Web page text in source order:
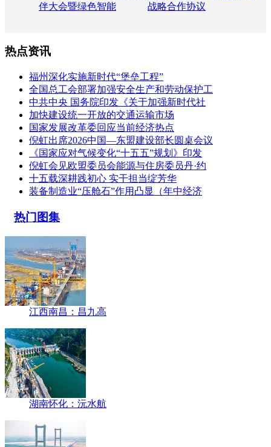
伴大会暨绿色智能
战略合作协议
热点资讯
福州深化实施新时代“堡垒工程”
全国总工会部署加强安全生产和劳动保护工
中共中央 国务院印发《关于加强新时代社
加快建设统一开放的交通运输市场
国家发展改革委回应当前经济热点
倪虹出席2026中国—东盟建设部长圆桌会议
《国家应对气候变化“十五五”规划》印发
倪虹会见欧盟委员会能源与住房委员丹·约
十五载深耕践初心 实干担当绽芳华
装备制造业“压舱石”作用凸显（年中经济
热门图集
江西南昌：昌九高
湖南怀化：沅水航